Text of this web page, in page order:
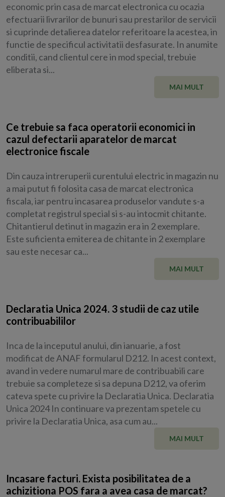
economic prin casa de marcat electronica cu ocazia
efectuarii livrarilor de bunuri sau prestarilor de servicii
si cuprinde detalierea datelor referitoare la acestea, in
functie de specificul activitatii desfasurate. In anumite
conditii, cand clientul cere in mod special, trebuie
eliberata si...
MAI MULT
Ce trebuie sa faca operatorii economici in
cazul defectarii aparatelor de marcat
electronice fiscale
Din cauza intreruperii curentului electric in magazin nu
a mai putut fi folosita casa de marcat electronica
fiscala, iar pentru incasarea produselor vandute s-a
completat registrul special si s-au intocmit chitante.
Chitantierul detinut in magazin era in 2 exemplare.
Este suficienta emiterea de chitante in 2 exemplare
sau este necesar ca...
MAI MULT
Declaratia Unica 2024. 3 studii de caz utile
contribuabililor
Inca de la inceputul anului, din ianuarie, a fost
modificat de ANAF formularul D212. In acest context,
avand in vedere numarul mare de contribuabili care
trebuie sa completeze si sa depuna D212, va oferim
cateva spete cu privire la Declaratia Unica. Declaratia
Unica 2024 In continuare va prezentam spetele cu
privire la Declaratia Unica, asa cum au...
MAI MULT
Incasare facturi. Exista posibilitatea de a
achizitiona POS fara a avea casa de marcat?